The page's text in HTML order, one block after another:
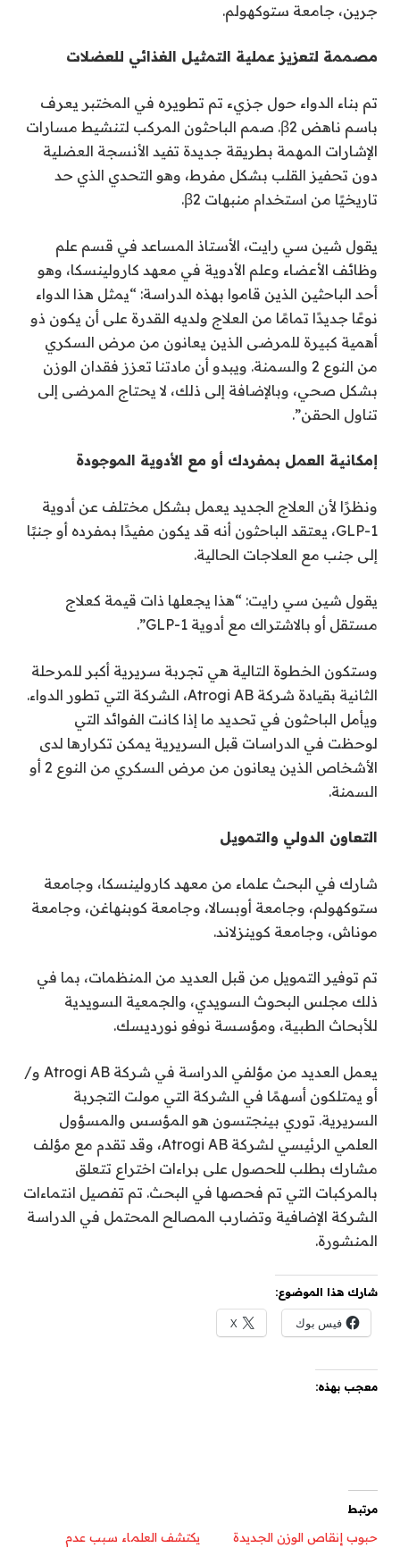
جرين، جامعة ستوكهولم.
مصممة لتعزيز عملية التمثيل الغذائي للعضلات
تم بناء الدواء حول جزيء تم تطويره في المختبر يعرف
باسم ناهض β2. صمم الباحثون المركب لتنشيط مسارات
الإشارات المهمة بطريقة جديدة تفيد الأنسجة العضلية
دون تحفيز القلب بشكل مفرط، وهو التحدي الذي حد
تاريخيًا من استخدام منبهات β2.
يقول شين سي رايت، الأستاذ المساعد في قسم علم
وظائف الأعضاء وعلم الأدوية في معهد كارولينسكا، وهو
أحد الباحثين الذين قاموا بهذه الدراسة: “يمثل هذا الدواء
نوعًا جديدًا تمامًا من العلاج ولديه القدرة على أن يكون ذو
أهمية كبيرة للمرضى الذين يعانون من مرض السكري
من النوع 2 والسمنة. ويبدو أن مادتنا تعزز فقدان الوزن
بشكل صحي، وبالإضافة إلى ذلك، لا يحتاج المرضى إلى
تناول الحقن”.
إمكانية العمل بمفردك أو مع الأدوية الموجودة
ونظرًا لأن العلاج الجديد يعمل بشكل مختلف عن أدوية
GLP-1، يعتقد الباحثون أنه قد يكون مفيدًا بمفرده أو جنبًا
إلى جنب مع العلاجات الحالية.
يقول شين سي رايت: “هذا يجعلها ذات قيمة كعلاج
مستقل أو بالاشتراك مع أدوية GLP-1”.
وستكون الخطوة التالية هي تجربة سريرية أكبر للمرحلة
الثانية بقيادة شركة Atrogi AB، الشركة التي تطور الدواء.
ويأمل الباحثون في تحديد ما إذا كانت الفوائد التي
لوحظت في الدراسات قبل السريرية يمكن تكرارها لدى
الأشخاص الذين يعانون من مرض السكري من النوع 2 أو
السمنة.
التعاون الدولي والتمويل
شارك في البحث علماء من معهد كارولينسكا، وجامعة
ستوكهولم، وجامعة أوبسالا، وجامعة كوبنهاغن، وجامعة
موناش، وجامعة كوينزلاند.
تم توفير التمويل من قبل العديد من المنظمات، بما في
ذلك مجلس البحوث السويدي، والجمعية السويدية
للأبحاث الطبية، ومؤسسة نوفو نورديسك.
يعمل العديد من مؤلفي الدراسة في شركة Atrogi AB و/
أو يمتلكون أسهمًا في الشركة التي مولت التجربة
السريرية. توري بينجتسون هو المؤسس والمسؤول
العلمي الرئيسي لشركة Atrogi AB، وقد تقدم مع مؤلف
مشارك بطلب للحصول على براءات اختراع تتعلق
بالمركبات التي تم فحصها في البحث. تم تفصيل انتماءات
الشركة الإضافية وتضارب المصالح المحتمل في الدراسة
المنشورة.
شارك هذا الموضوع:
فيس بوك X
معجب بهذه:
مرتبط
حبوب إنقاص الوزن الجديدة
يكتشف العلماء سبب عدم